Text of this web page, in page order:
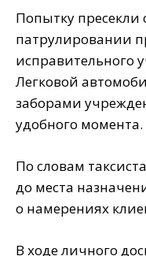
Попытку
патрулировании
исправительного
Легковой
заборами
удобного момента. ⠀
По словам
до места
о намерениях
В ходе личного